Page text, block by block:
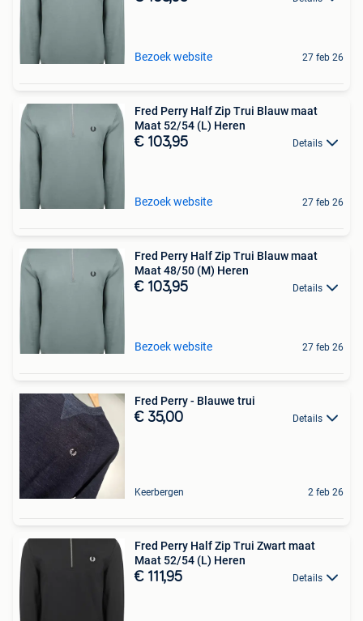
Bezoek website 27 feb 26
Fred Perry Half Zip Trui Blauw maat
Maat 52/54 (L) Heren
€ 103,95 Details
Bezoek website 27 feb 26
Fred Perry Half Zip Trui Blauw maat
Maat 48/50 (M) Heren
€ 103,95 Details
Bezoek website 27 feb 26
Fred Perry - Blauwe trui
€ 35,00 Details
Keerbergen 2 feb 26
Fred Perry Half Zip Trui Zwart maat
Maat 52/54 (L) Heren
€ 111,95 Details